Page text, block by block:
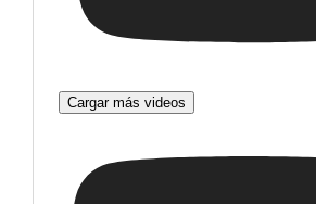
Cargar más videos